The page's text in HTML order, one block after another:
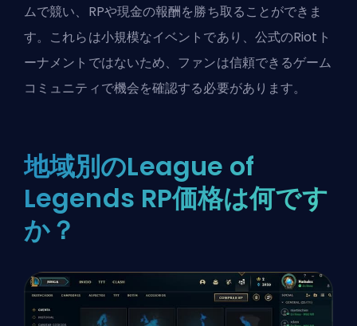
ムで競い、RPや現金の報酬を勝ち取ることができま
す。これらは小規模なイベントであり、公式のRiotト
ーナメントではないため、ファンは信頼できるゲーム
コミュニティで機会を確認する必要があります。
地域別のLeague of
Legends RP価格は何です
か？